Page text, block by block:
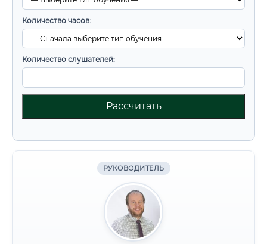
Количество часов:
Количество слушателей:
Рассчитать
РУКОВОДИТЕЛЬ